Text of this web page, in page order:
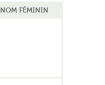
NOM FÉMININ